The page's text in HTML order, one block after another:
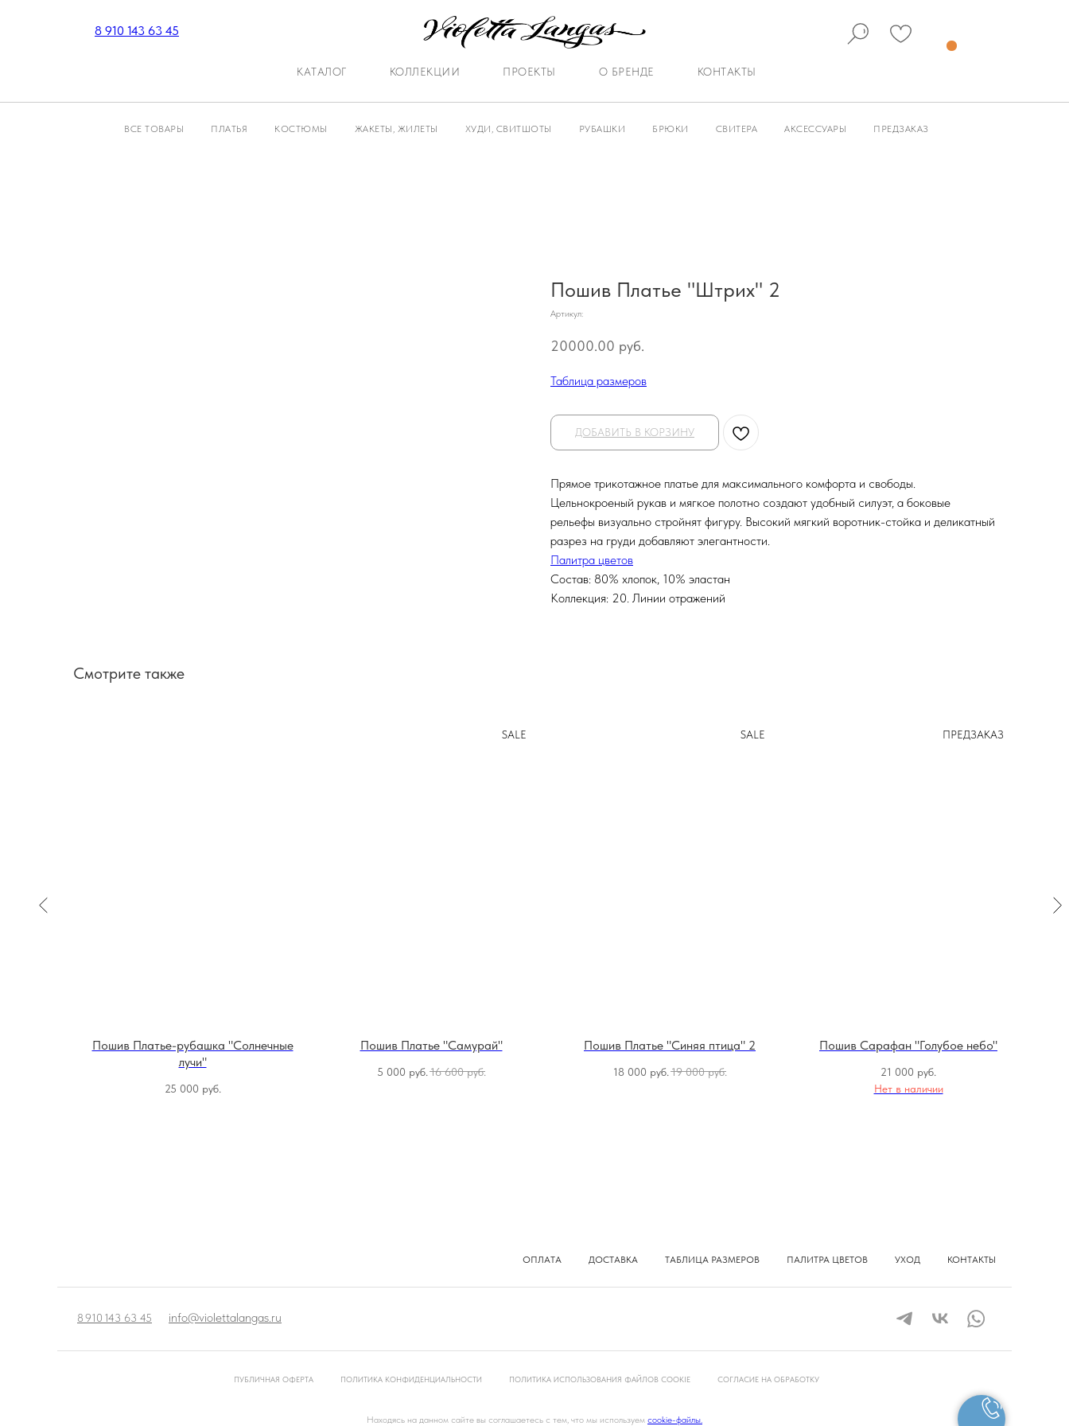
8 910 143 63 45
КАТАЛОГ КОЛЛЕКЦИИ ПРОЕКТЫ О БРЕНДЕ КОНТАКТЫ
ВСЕ ТОВАРЫ ПЛАТЬЯ КОСТЮМЫ ЖАКЕТЫ, ЖИЛЕТЫ ХУДИ, СВИТШОТЫ РУБАШКИ БРЮКИ СВИТЕРА АКСЕССУАРЫ ПРЕДЗАКАЗ
Пошив Платье "Штрих" 2
Артикул:
20000.00 руб.
Таблица размеров
ДОБАВИТЬ В КОРЗИНУ
Прямое трикотажное платье для максимального комфорта и свободы.
Цельнокроеный рукав и мягкое полотно создают удобный силуэт, а боковые
рельефы визуально стройнят фигуру. Высокий мягкий воротник-стойка и деликатный
разрез на груди добавляют элегантности.
Палитра цветов
Состав: 80% хлопок, 10% эластан
Коллекция: 20. Линии отражений
Смотрите также
Пошив Платье-рубашка "Солнечные
лучи"
25 000 руб.
SALE
Пошив Платье "Самурай"
5 000 руб. 16 600 руб.
SALE
Пошив Платье "Синяя птица" 2
18 000 руб. 19 000 руб.
ПРЕДЗАКАЗ
Пошив Сарафан "Голубое небо"
21 000 руб.
Нет в наличии
ОПЛАТА ДОСТАВКА ТАБЛИЦА РАЗМЕРОВ ПАЛИТРА ЦВЕТОВ УХОД КОНТАКТЫ
8 910 143 63 45 info@violettalangas.ru
ПУБЛИЧНАЯ ОФЕРТА ПОЛИТИКА КОНФИДЕНЦИАЛЬНОСТИ ПОЛИТИКА ИСПОЛЬЗОВАНИЯ ФАЙЛОВ COOKIE СОГЛАСИЕ НА ОБРАБОТКУ
Находясь на данном сайте вы соглашаетесь с тем, что мы используем cookie-файлы.